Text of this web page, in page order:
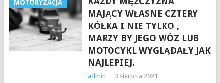
MOTORYZACJA
MAJĄCY WŁASNE CZTERY
KÓŁKA I NIE TYLKO ,
MARZY BY JEGO WÓZ LUB
MOTOCYKL WYGLĄDAŁY JAK
NAJLEPIEJ.
admin 3 sierpnia 2021